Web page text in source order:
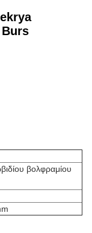
Burs
βολφραμίου